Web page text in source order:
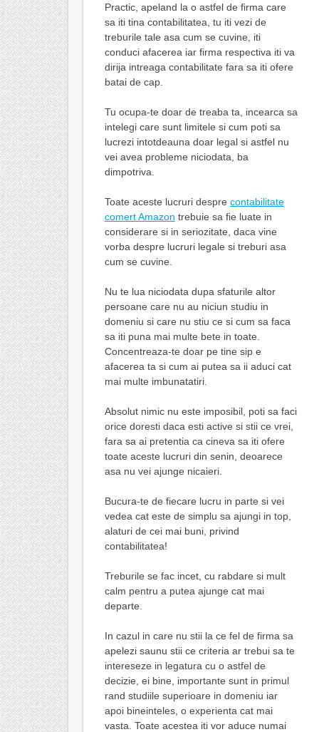
Practic, apeland la o astfel de firma care
sa iti tina contabilitatea, tu iti vezi de
treburile tale asa cum se cuvine, iti
conduci afacerea iar firma respectiva iti va
dirija intreaga contabilitate fara sa iti ofere
batai de cap.
Tu ocupa-te doar de treaba ta, incearca sa
intelegi care sunt limitele si cum poti sa
lucrezi intotdeauna doar legal si astfel nu
vei avea probleme niciodata, ba
dimpotriva.
Toate aceste lucruri despre contabilitate
comert Amazon trebuie sa fie luate in
considerare si in seriozitate, daca vine
vorba despre lucruri legale si treburi asa
cum se cuvine.
Nu te lua niciodata dupa sfaturile altor
persoane care nu au niciun studiu in
domeniu si care nu stiu ce si cum sa faca
sa iti puna mai multe bete in toate.
Concentreaza-te doar pe tine sip e
afacerea ta si cum ai putea sa ii aduci cat
mai multe imbunatatiri.
Absolut nimic nu este imposibil, poti sa faci
orice doresti daca esti active si stii ce vrei,
fara sa ai pretentia ca cineva sa iti ofere
toate aceste lucruri din senin, deoarece
asa nu vei ajunge nicaieri.
Bucura-te de fiecare lucru in parte si vei
vedea cat este de simplu sa ajungi in top,
alaturi de cei mai buni, privind
contabilitatea!
Treburile se fac incet, cu rabdare si mult
calm pentru a putea ajunge cat mai
departe.
In cazul in care nu stii la ce fel de firma sa
apelezi saunu stii ce criteria ar trebui sa te
intereseze in legatura cu o astfel de
decizie, ei bine, importante sunt in primul
rand studiile superioare in domeniu iar
apoi bineinteles, o experienta cat mai
vasta. Toate acestea iti vor aduce numai